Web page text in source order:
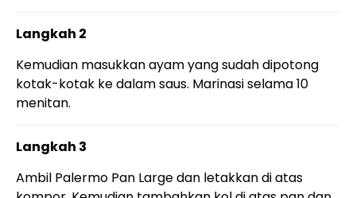
Langkah 2
Kemudian masukkan ayam yang sudah dipotong
kotak-kotak ke dalam saus. Marinasi selama 10
menitan.
Langkah 3
Ambil Palermo Pan Large dan letakkan di atas